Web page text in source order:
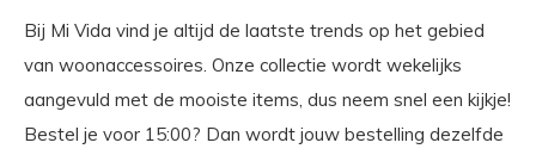
Bij Mi Vida vind je altijd de laatste trends op het gebied
van woonaccessoires. Onze collectie wordt wekelijks
aangevuld met de mooiste items, dus neem snel een kijkje!
Bestel je voor 15:00? Dan wordt jouw bestelling dezelfde